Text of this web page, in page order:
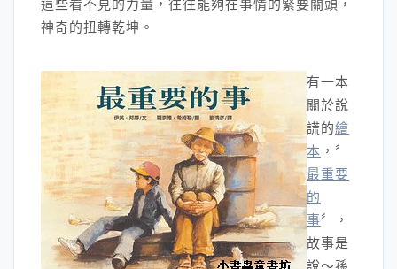
這些看不見的力量，往往能夠在事情的緊要關頭，
神奇的扭轉乾坤。
有一本
關於說
謊的繪
本 ，〞
最重要
的
事〞，
故事是